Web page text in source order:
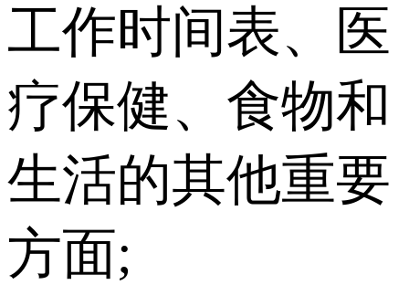
工作时间表、医
疗保健、食物和
生活的其他重要
方面;